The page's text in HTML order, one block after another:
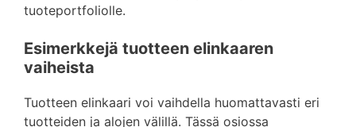
tuoteportfoliolle.
Esimerkkejä tuotteen elinkaaren
vaiheista
Tuotteen elinkaari voi vaihdella huomattavasti eri
tuotteiden ja alojen välillä. Tässä osiossa